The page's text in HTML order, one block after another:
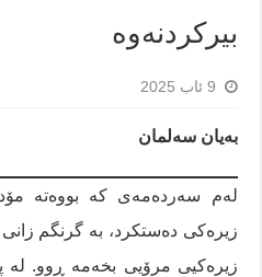
بیرکردنەوە
9 ئاب 2025
بەیان سەلمان
لەم سەردەمەی کە بووەتە
زیرەکی دەستکرد، بە گرنگم
زیرەکیی مرۆیی بخەمە ڕوو. لە